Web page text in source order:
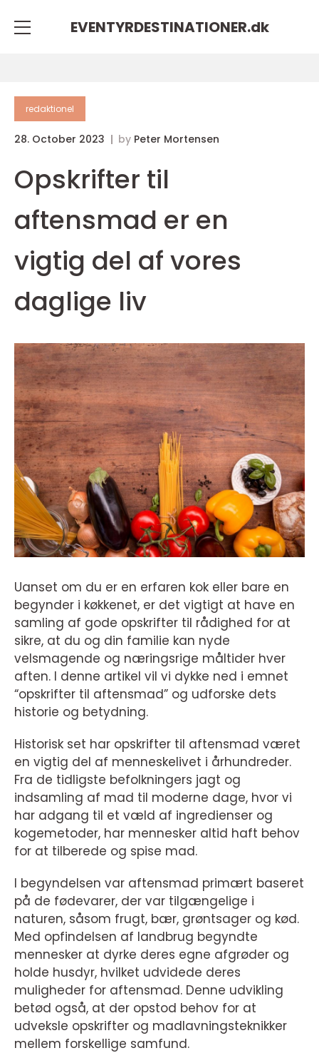
EVENTYRDESTINATIONER.dk
redaktionel
28. October 2023 by Peter Mortensen
Opskrifter til
aftensmad er en
vigtig del af vores
daglige liv
Uanset om du er en erfaren kok eller bare en
begynder i køkkenet, er det vigtigt at have en
samling af gode opskrifter til rådighed for at
sikre, at du og din familie kan nyde
velsmagende og næringsrige måltider hver
aften. I denne artikel vil vi dykke ned i emnet
“opskrifter til aftensmad” og udforske dets
historie og betydning.
Historisk set har opskrifter til aftensmad været
en vigtig del af menneskelivet i århundreder.
Fra de tidligste befolkningers jagt og
indsamling af mad til moderne dage, hvor vi
har adgang til et væld af ingredienser og
kogemetoder, har mennesker altid haft behov
for at tilberede og spise mad.
I begyndelsen var aftensmad primært baseret
på de fødevarer, der var tilgængelige i
naturen, såsom frugt, bær, grøntsager og kød.
Med opfindelsen af landbrug begyndte
mennesker at dyrke deres egne afgrøder og
holde husdyr, hvilket udvidede deres
muligheder for aftensmad. Denne udvikling
betød også, at der opstod behov for at
udveksle opskrifter og madlavningsteknikker
mellem forskellige samfund.